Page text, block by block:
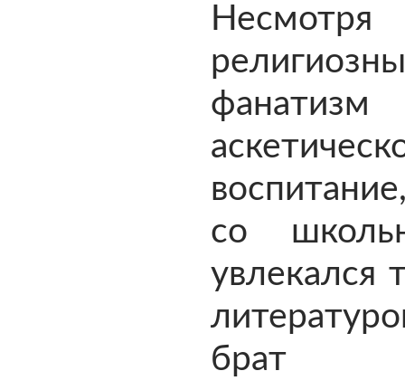
со
увлекался
брат